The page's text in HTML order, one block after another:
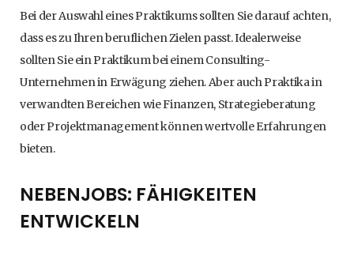
Bei der Auswahl eines Praktikums sollten Sie darauf achten,
dass es zu Ihren beruflichen Zielen passt. Idealerweise
sollten Sie ein Praktikum bei einem Consulting-
Unternehmen in Erwägung ziehen. Aber auch Praktika in
verwandten Bereichen wie Finanzen, Strategieberatung
oder Projektmanagement können wertvolle Erfahrungen
bieten.
NEBENJOBS: FÄHIGKEITEN
ENTWICKELN